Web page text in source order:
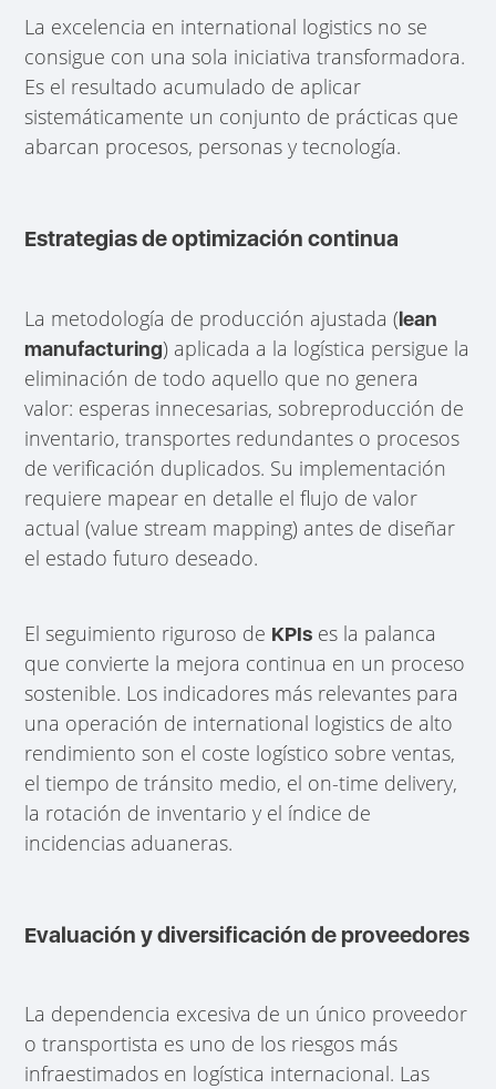
La excelencia en international logistics no se
consigue con una sola iniciativa transformadora.
Es el resultado acumulado de aplicar
sistemáticamente un conjunto de prácticas que
abarcan procesos, personas y tecnología.
Estrategias de optimización continua
La metodología de producción ajustada (lean
manufacturing) aplicada a la logística persigue la
eliminación de todo aquello que no genera
valor: esperas innecesarias, sobreproducción de
inventario, transportes redundantes o procesos
de verificación duplicados. Su implementación
requiere mapear en detalle el flujo de valor
actual (value stream mapping) antes de diseñar
el estado futuro deseado.
El seguimiento riguroso de KPIs es la palanca
que convierte la mejora continua en un proceso
sostenible. Los indicadores más relevantes para
una operación de international logistics de alto
rendimiento son el coste logístico sobre ventas,
el tiempo de tránsito medio, el on-time delivery,
la rotación de inventario y el índice de
incidencias aduaneras.
Evaluación y diversificación de proveedores
La dependencia excesiva de un único proveedor
o transportista es uno de los riesgos más
infraestimados en logística internacional. Las